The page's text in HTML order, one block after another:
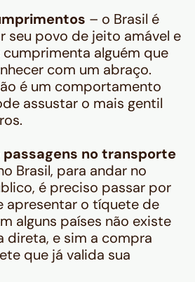
– o Brasil é
seu povo de jeito amável e
alguém que
com um abraço.
é um comportamento
assustar o mais gentil
passagens no transporte
Brasil, para andar no
é preciso passar por
apresentar o tíquete de
alguns países não existe
direta, e sim a compra
que já valida sua